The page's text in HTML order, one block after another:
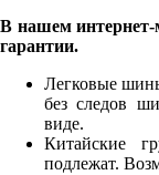
В нашем интернет-
гарантии.
Легковые
без следов
виде.
Китайские
подлежат.